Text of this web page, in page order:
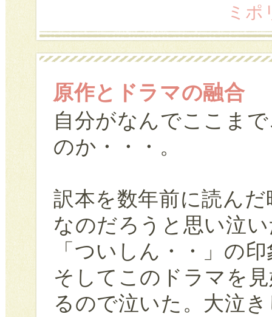
ミ
原作とドラマの融合
自分がなんでここま
のか・・・。
訳本を数年前に読ん
なのだろうと思い泣
「ついしん・・」の
そしてこのドラマを
るので泣いた。大泣